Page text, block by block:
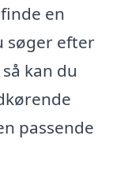
en
søger efter
kan du
passende